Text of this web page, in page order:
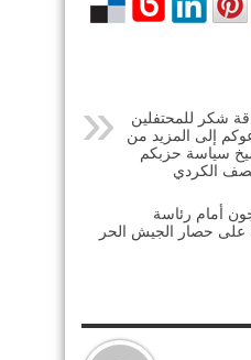
شكر للمحتفلين
إلى المزيد من
سياسة حزبكم
الكردي
أمام رئاسة
على حصار الجيش الحر